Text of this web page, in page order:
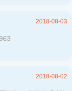
2018-08-03
2018-08-02